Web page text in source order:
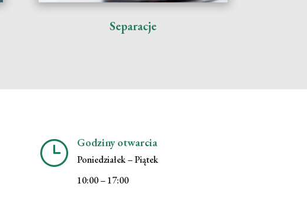
Separacje
} Godziny otwarcia
Poniedziałek – Piątek
10:00 – 17:00